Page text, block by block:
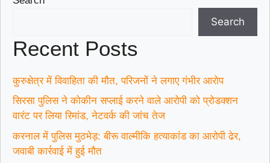
Search
Recent Posts
कुरुक्षेत्र में विवाहिता की मौत, परिजनों ने लगाए गंभीर आरोप
सिरसा पुलिस ने कोकीन सप्लाई करने वाले आरोपी को प्रोडक्शन
वारंट पर लिया रिमांड, नेटवर्क की जांच तेज
करनाल में पुलिस मुठभेड़: बीरू वाल्मीकि हत्याकांड का आरोपी ढेर,
जवाबी कार्रवाई में हुई मौत